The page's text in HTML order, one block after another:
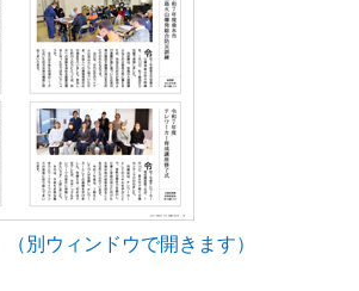
（別ウィンドウで開きます）